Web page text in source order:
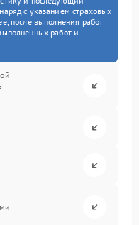
с указанием страховых
после выполнения работ
работ и